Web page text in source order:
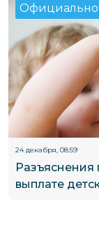
24 декабря, 08:59
Разъяснения
выплате
Официально